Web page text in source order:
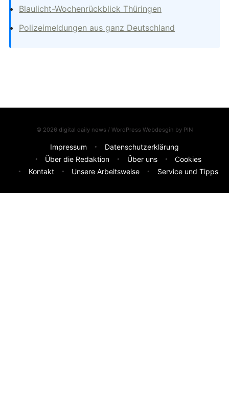
Blaulicht-Wochenrückblick Thüringen
Polizeimeldungen aus ganz Deutschland
© 2026 digital daily news / WordPress Webdesgin by PIN
Impressum
Datenschutzerklärung
Über die Redaktion
Über uns
Cookies
Kontakt
Unsere Arbeitsweise Service und Tipps